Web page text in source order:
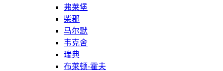
弗莱堡
柴郡
马尔默
韦克舍
瑞典
布莱顿-霍夫